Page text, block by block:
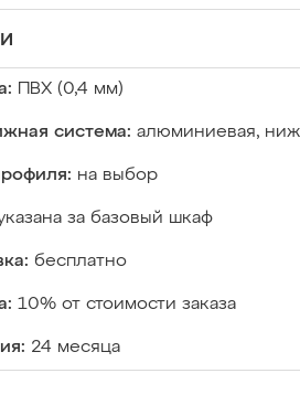
ПВХ (0,4 мм)
система: алюминиевая,
на выбор
за базовый шкаф
бесплатно
10% от стоимости заказа
24 месяца